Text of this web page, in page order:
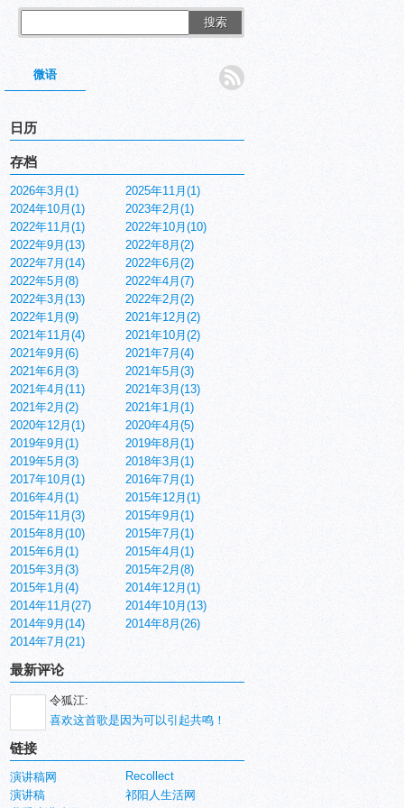
搜索
微语
x86_64 x86_64 GNU/Linux [root@liumiaocn
日历
存档
2026年3月(1)
2025年11月(1)
2024年10月(1)
2023年2月(1)
2022年11月(1)
2022年10月(10)
2022年9月(13)
2022年8月(2)
2022年7月(14)
2022年6月(2)
2022年5月(8)
2022年4月(7)
2022年3月(13)
2022年2月(2)
2022年1月(9)
2021年12月(2)
2021年11月(4)
2021年10月(2)
2021年9月(6)
2021年7月(4)
2021年6月(3)
2021年5月(3)
2021年4月(11)
2021年3月(13)
2021年2月(2)
2021年1月(1)
2020年12月(1)
2020年4月(5)
2019年9月(1)
2019年8月(1)
2019年5月(3)
2018年3月(1)
2017年10月(1)
2016年7月(1)
2016年4月(1)
2015年12月(1)
2015年11月(3)
2015年9月(1)
2015年8月(10)
2015年7月(1)
2015年6月(1)
2015年4月(1)
2015年3月(3)
2015年2月(8)
2015年1月(4)
2014年12月(1)
2014年11月(27)
2014年10月(13)
2014年9月(14)
2014年8月(26)
2014年7月(21)
最新评论
令狐江:
喜欢这首歌是因为可以引起共鸣！
链接
演讲稿网
Recollect
演讲稿
祁阳人生活网